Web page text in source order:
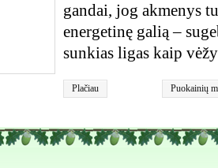
gandai, jog akmenys
energetinę galią –
sunkias ligas kaip
Plačiau Puokainių